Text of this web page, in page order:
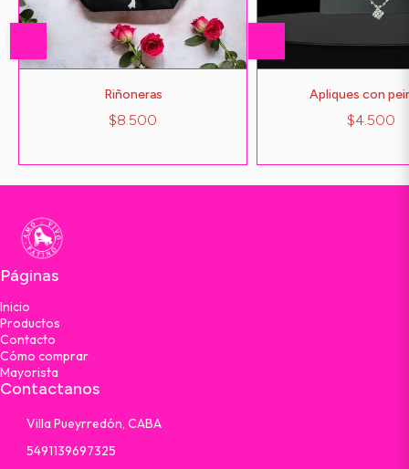
Riñoneras
$8.500
Apliques con
$4.500
Páginas
Inicio
Productos
Contacto
Cómo comprar
Mayorista
Contactanos
Villa Pueyrredón, CABA
5491139697325